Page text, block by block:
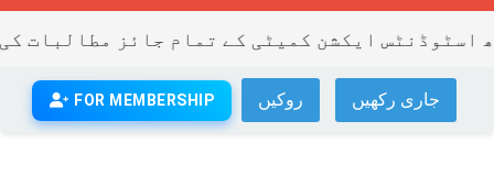
ایکشن کمیٹی کے تمام جائز مطالبات
FOR MEMBERSHIP روکیں جاری رکھیں